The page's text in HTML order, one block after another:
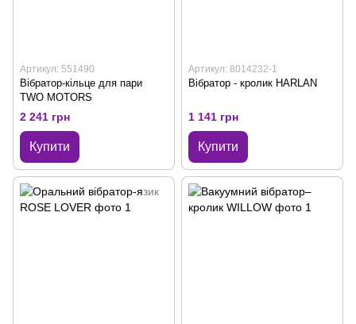
Артикул: 551490
Вібратор-кільце для пари
TWO MOTORS
2 241 грн
Купити
Артикул: 8014232-1
Вібратор - кролик HARLAN
1 141 грн
Купити